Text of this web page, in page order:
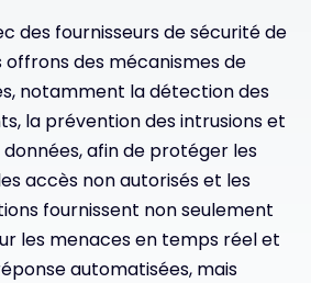
des fournisseurs de sécurité de
offrons des mécanismes de
notamment la détection des
la prévention des intrusions et
afin de protéger les
accès non autorisés et les
fournissent non seulement
les menaces en temps réel et
automatisées, mais